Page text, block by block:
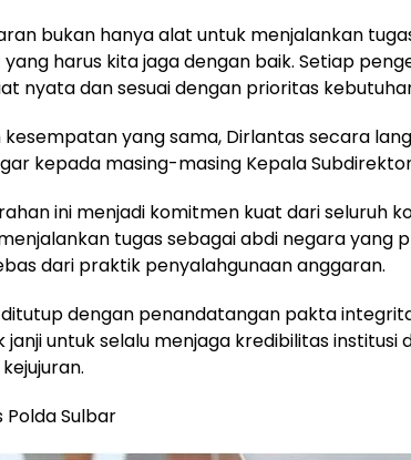
bukan hanya alat untuk menjalankan
harus kita jaga dengan baik. Setiap
nyata dan sesuai dengan prioritas
kesempatan yang sama, Dirlantas secara
kepada masing-masing Kepala
ini menjadi komitmen kuat dari seluruh
tugas sebagai abdi negara yang
dari praktik penyalahgunaan anggaran.
dengan penandatangan pakta
janji untuk selalu menjaga kredibilitas institusi
Polda Sulbar